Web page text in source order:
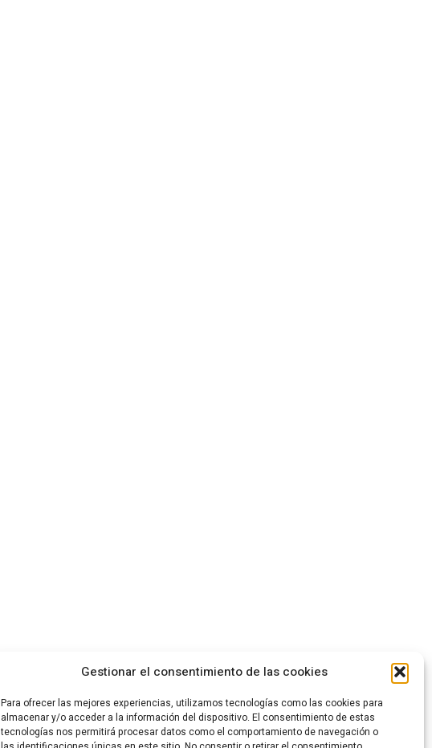
Gestionar el consentimiento de las cookies
Para ofrecer las mejores experiencias, utilizamos tecnologías como las cookies para
almacenar y/o acceder a la información del dispositivo. El consentimiento de estas
tecnologías nos permitirá procesar datos como el comportamiento de navegación o